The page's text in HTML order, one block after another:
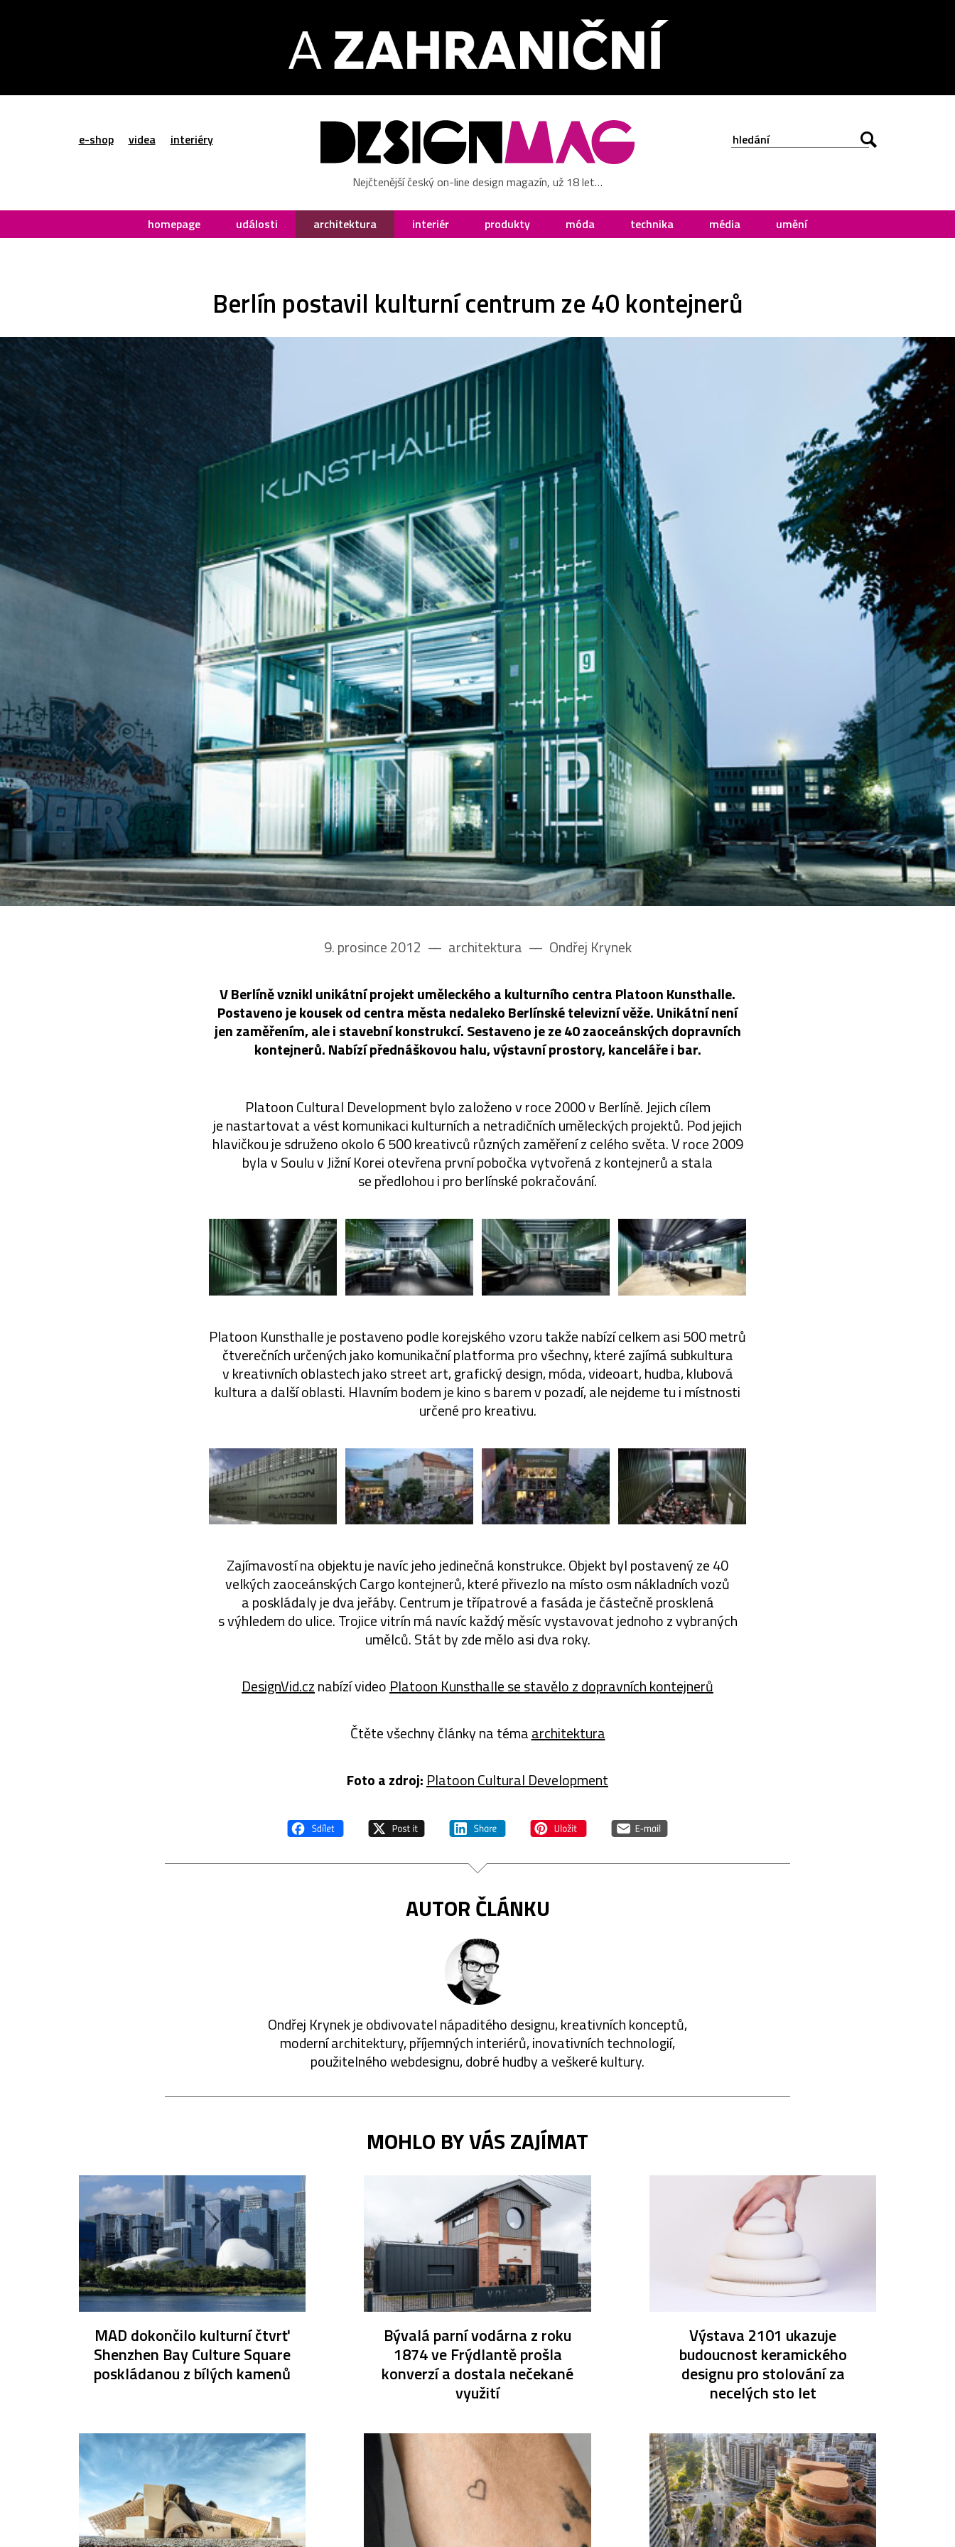
e-shop videa interiéry
Nejčtenější český on-line design magazín, už 18 let…
homepage události architektura interiér produkty móda technika média umění
Berlín postavil kulturní centrum ze 40 kontejnerů
9. prosince 2012 –– architektura –– Ondřej Krynek
V Berlíně vznikl unikátní projekt uměleckého a kulturního centra Platoon Kunsthalle.
Postaveno je kousek od centra města nedaleko Berlínské televizní věže. Unikátní není
jen zaměřením, ale i stavební konstrukcí. Sestaveno je ze 40 zaoceánských dopravních
kontejnerů. Nabízí přednáškovou halu, výstavní prostory, kanceláře i bar.
Platoon Cultural Development bylo založeno v roce 2000 v Berlíně. Jejich cílem
je nastartovat a vést komunikaci kulturních a netradičních uměleckých projektů. Pod jejich
hlavičkou je sdruženo okolo 6 500 kreativců různých zaměření z celého světa. V roce 2009
byla v Soulu v Jižní Korei otevřena první pobočka vytvořená z kontejnerů a stala
se předlohou i pro berlínské pokračování.
Platoon Kunsthalle je postaveno podle korejského vzoru takže nabízí celkem asi 500 metrů
čtverečních určených jako komunikační platforma pro všechny, které zajímá subkultura
v kreativních oblastech jako street art, grafický design, móda, videoart, hudba, klubová
kultura a další oblasti. Hlavním bodem je kino s barem v pozadí, ale nejdeme tu i místnosti
určené pro kreativu.
Zajímavostí na objektu je navíc jeho jedinečná konstrukce. Objekt byl postavený ze 40
velkých zaoceánských Cargo kontejnerů, které přivezlo na místo osm nákladních vozů
a poskládaly je dva jeřáby. Centrum je třípatrové a fasáda je částečně prosklená
s výhledem do ulice. Trojice vitrín má navíc každý měsíc vystavovat jednoho z vybraných
umělců. Stát by zde mělo asi dva roky.
DesignVid.cznabízí videoPlatoon Kunsthalle se stavělo z dopravních kontejnerů
Čtěte všechny články na témaarchitektura
Foto a zdroj:Platoon Cultural Development
AUTOR ČLÁNKU
Ondřej Krynek je obdivovatel nápaditého designu, kreativních konceptů,
moderní architektury, příjemných interiérů, inovativních technologií,
použitelného webdesignu, dobré hudby a veškeré kultury.
MOHLO BY VÁS ZAJÍMAT
MAD dokončilo kulturní čtvrť
Shenzhen Bay Culture Square
poskládanou z bílých kamenů
Bývalá parní vodárna z roku
1874 ve Frýdlantě prošla
konverzí a dostala nečekané
využití
Výstava 2101 ukazuje
budoucnost keramického
designu pro stolování za
necelých sto let